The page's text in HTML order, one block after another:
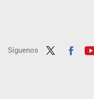
Síguenos